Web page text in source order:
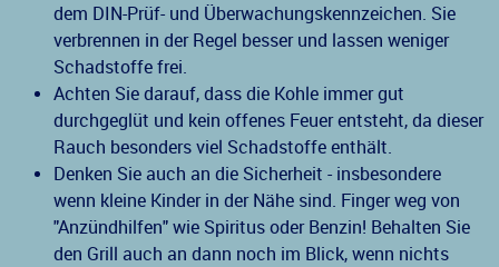
dem DIN-Prüf- und Überwachungskennzeichen. Sie
verbrennen in der Regel besser und lassen weniger
Schadstoffe frei.
Achten Sie darauf, dass die Kohle immer gut
durchgeglüt und kein offenes Feuer entsteht, da dieser
Rauch besonders viel Schadstoffe enthält.
Denken Sie auch an die Sicherheit - insbesondere
wenn kleine Kinder in der Nähe sind. Finger weg von
"Anzündhilfen" wie Spiritus oder Benzin! Behalten Sie
den Grill auch an dann noch im Blick, wenn nichts